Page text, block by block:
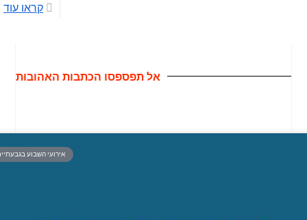
קראו עוד
אל תפספסו הכתבות האהובות
אירועי השבוע